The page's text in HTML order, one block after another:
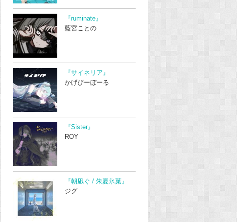
『ruminate』
藍宮ことの
『サイネリア』
かげぴーぼーる
『Sister』
ROY
『朝凪ぐ / 朱夏氷菓』
ジグ